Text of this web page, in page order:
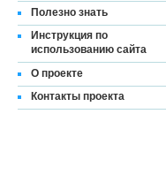
Полезно знать
Инструкция по
использованию сайта
О проекте
Контакты проекта